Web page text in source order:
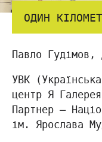
ОДИН
Павло Гудімов,
УВК
центр Я
Партнер –
ім. Ярослава